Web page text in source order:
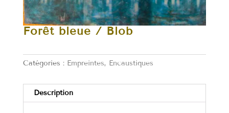
Forêt bleue / Blob
Catégories : Empreintes, Encaustiques
Description